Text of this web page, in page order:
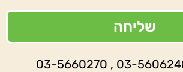
שליחה